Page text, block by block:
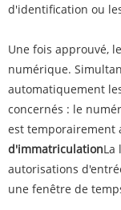
d'identification ou
Une fois approuvé,
numérique.
automatiquement
concernés : le
est temporairement
d'immatriculationLa
autorisations
une fenêtre de